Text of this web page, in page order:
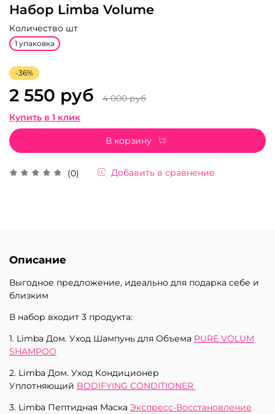
Набор Limba Volume
(0) Добавить в сравнение
Количество шт
1 упаковка
-36%
2 550 руб
4 000 руб
Купить в 1 клик
В корзину
Описание
Выгодное предложение, идеально для подарка себе и
близким
В набор входит 3 продукта:
1. Limba Дом. Уход Шампунь для Объема PURE VOLUM
SHAMPOO
2. Limba Дом. Уход Кондиционер
Уплотняющий BODIFYING CONDITIONER
3. Limba Пептидная Маска Экспресс-Восстановление